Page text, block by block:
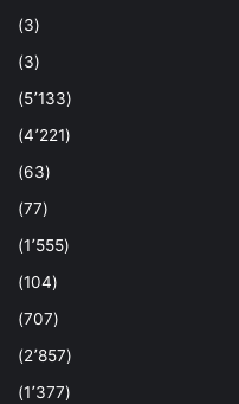
(3)
(3)
(5٬133)
(4٬221)
(63)
(77)
(1٬555)
(104)
(707)
(2٬857)
(1٬377)